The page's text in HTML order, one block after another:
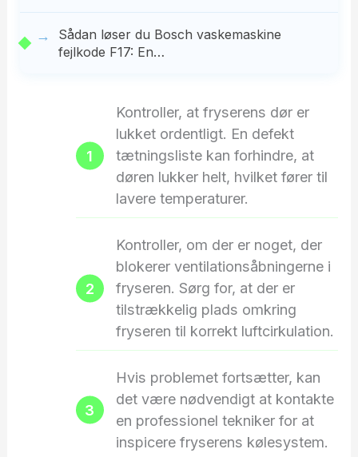
Sådan løser du Bosch vaskemaskine
fejlkode F17: En…
Kontroller, at fryserens dør er
lukket ordentligt. En defekt
tætningsliste kan forhindre, at
døren lukker helt, hvilket fører til
lavere temperaturer.
Kontroller, om der er noget, der
blokerer ventilationsåbningerne i
fryseren. Sørg for, at der er
tilstrækkelig plads omkring
fryseren til korrekt luftcirkulation.
Hvis problemet fortsætter, kan
det være nødvendigt at kontakte
en professionel tekniker for at
inspicere fryserens kølesystem.